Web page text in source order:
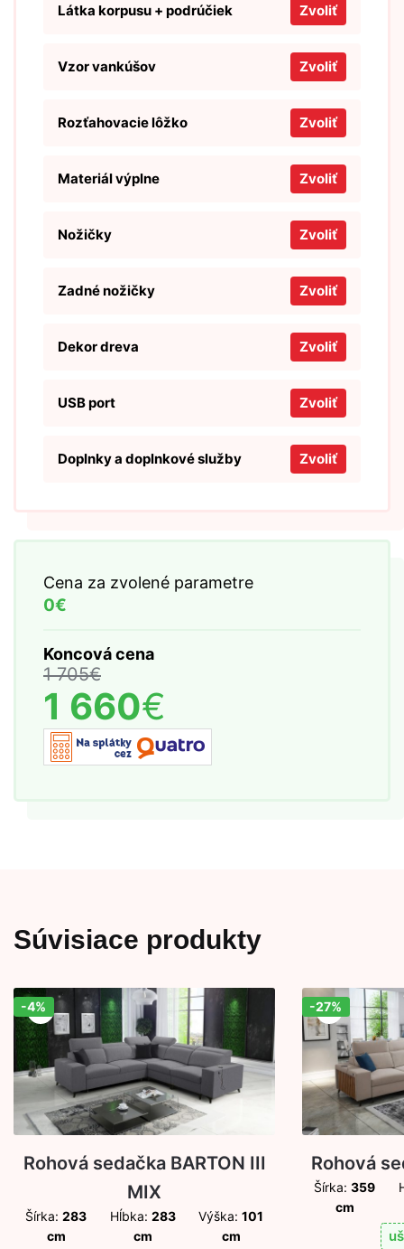
Látka korpusu + podrúčiek Zvoliť
Vzor vankúšov Zvoliť
Rozťahovacie lôžko Zvoliť
Materiál výplne Zvoliť
Nožičky Zvoliť
Zadné nožičky Zvoliť
Dekor dreva Zvoliť
USB port Zvoliť
Doplnky a doplnkové služby Zvoliť
Cena za zvolené parametre
0€
Koncová cena
1 705€
1 660€
Súvisiace produkty
Zľava!
-4%
Rohová sedačka BARTON III
MIX
Šírka: 283
cm
Hĺbka: 283
cm
Výška: 101
cm
Zľava!
-27%
Rohová
Šírka: 359
cm